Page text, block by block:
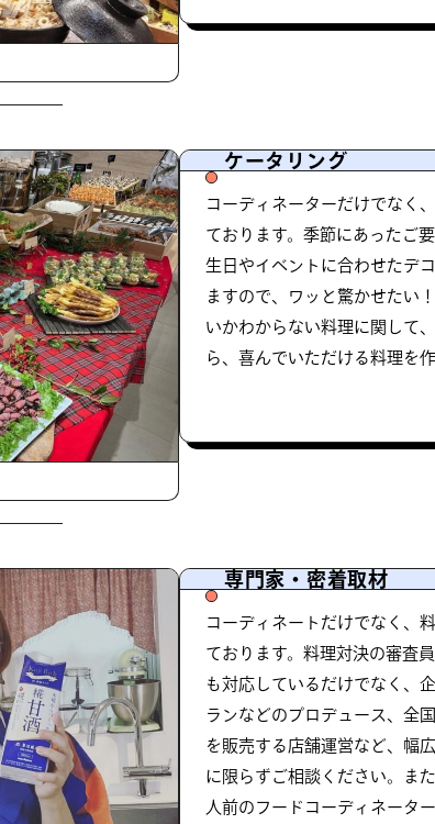
ケータリング
コーディネーターだけでなく
ております。季節にあったご
生日やイベントに合わせたデ
ますので、ワッと驚かせたい
いかわからない料理に関して
ら、喜んでいただける料理を
専門家・密着取材
コーディネートだけでなく、
ております。料理対決の審査
も対応しているだけでなく、
ランなどのプロデュース、全
を販売する店舗運営など、幅
に限らずご相談ください。ま
人前のフードコーディネータ